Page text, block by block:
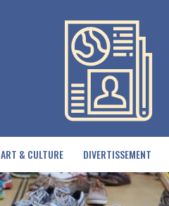
ART & CULTURE DIVERTISSEMENT